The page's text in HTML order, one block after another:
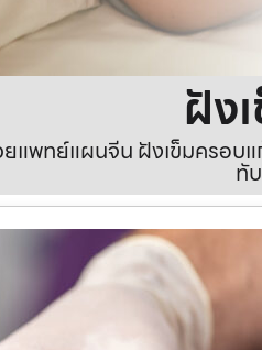
ฝัง
แพทย์แผนจีน ฝังเข็มครอบ
ทั